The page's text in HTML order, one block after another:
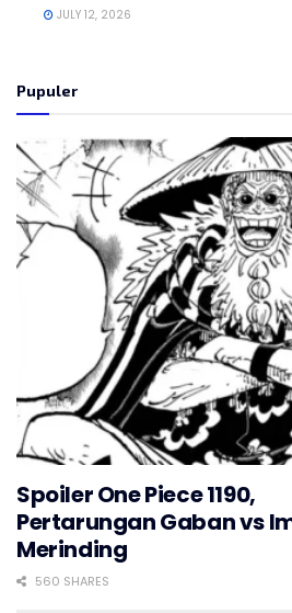
JULY 12, 2026
Pupuler
Spoiler One Piece 1190,
Pertarungan Gaban vs
Merinding
560 SHARES